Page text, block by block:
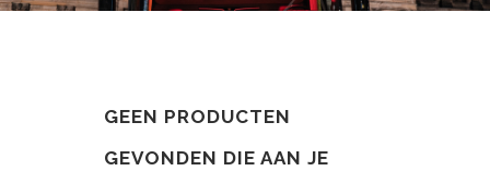
GEEN PRODUCTEN
GEVONDEN DIE AAN JE